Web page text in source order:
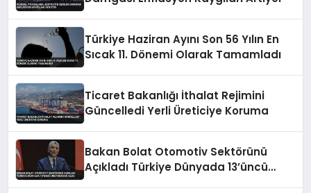
Türkiye Haziran Ayını Son 56 Yılın En
Sıcak 11. Dönemi Olarak Tamamladı
Ticaret Bakanlığı İthalat Rejimini
Güncelledi Yerli Üreticiye Koruma
Bakan Bolat Otomotiv Sektörünü
Açıkladı Türkiye Dünyada 13’üncü